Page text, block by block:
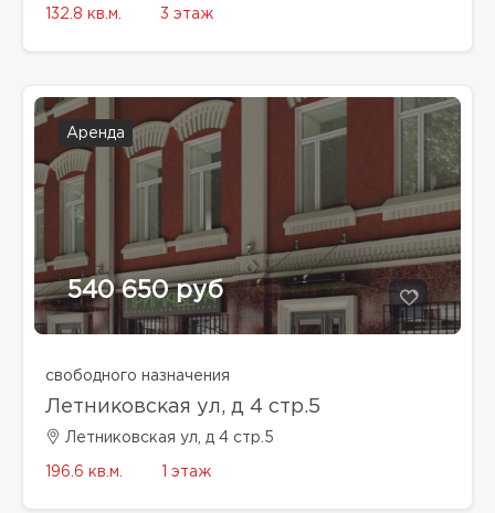
132.8 кв.м. 3 этаж
Аренда
540 650 руб
свободного назначения
Летниковская ул, д 4 стр.5
Летниковская ул, д 4 стр.5
196.6 кв.м. 1 этаж